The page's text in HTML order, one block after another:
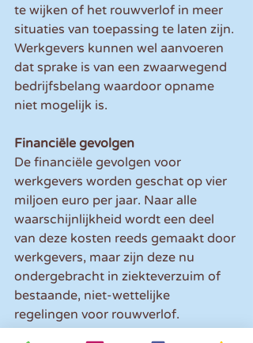
te wijken of het rouwverlof in meer
situaties van toepassing te laten zijn.
Werkgevers kunnen wel aanvoeren
dat sprake is van een zwaarwegend
bedrijfsbelang waardoor opname
niet mogelijk is.
Financiële gevolgen
De financiële gevolgen voor
werkgevers worden geschat op vier
miljoen euro per jaar. Naar alle
waarschijnlijkheid wordt een deel
van deze kosten reeds gemaakt door
werkgevers, maar zijn deze nu
ondergebracht in ziekteverzuim of
bestaande, niet-wettelijke
regelingen voor rouwverlof.